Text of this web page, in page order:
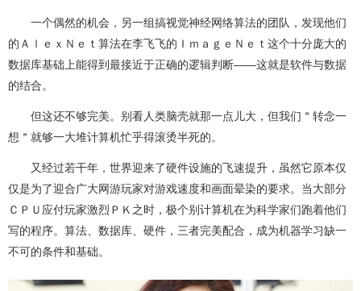
一个偶然的机会，另一组搞视觉神经网络算法的团队，发现他们
的ＡｌｅｘＮｅｔ算法在李飞飞的ＩｍａｇｅＮｅｔ这个十分庞大的
数据库基础上能得到最接近于正确的逻辑判断——这就是软件与数据
的结合。
但这还不够完美。别看人类脑壳就那一点儿大，但我们＂转念一
想＂就够一大堆计算机忙乎得滚烫半死的。
又经过若干年，世界迎来了硬件设施的飞速提升，虽然它原本仅
仅是为了迎合广大网游玩家对游戏速度和画面晕染的要求。当大部分
ＣＰＵ应付玩家激烈ＰＫ之时，极个别计算机在为科学家们跑着他们
写的程序。算法、数据库、硬件，三者完美配合，成为机器学习缺一
不可的条件和基础。